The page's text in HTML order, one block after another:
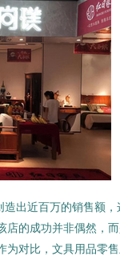
造出近百万的销售额，
店的成功并非偶然，
为对比，文具用品零